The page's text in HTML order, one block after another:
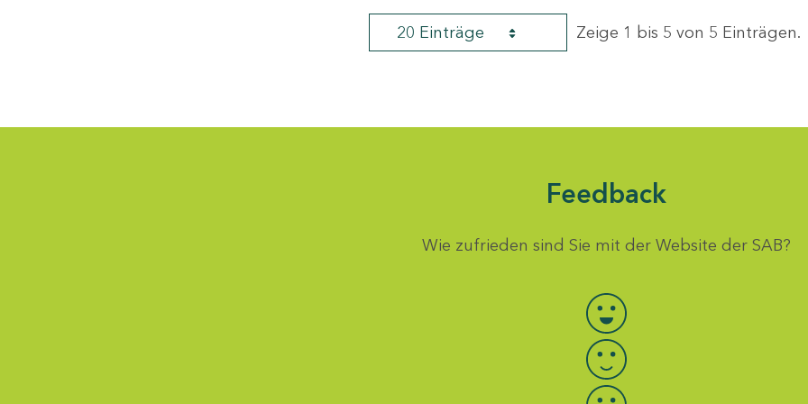
20 Einträge Zeige 1 bis 5 von 5 Einträgen.
Feedback
Wie zufrieden sind Sie mit der Website der SAB?
Bewertung auswählen